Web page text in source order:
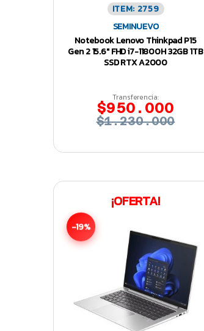
ITEM: 2759
SEMINUEVO
Notebook Lenovo Thinkpad P15
Gen 2 15.6″ FHD i7-11800H 32GB 1TB
SSD RTX A2000
Transferencia:
$950.000
$1.230.000
¡OFERTA!
-19%